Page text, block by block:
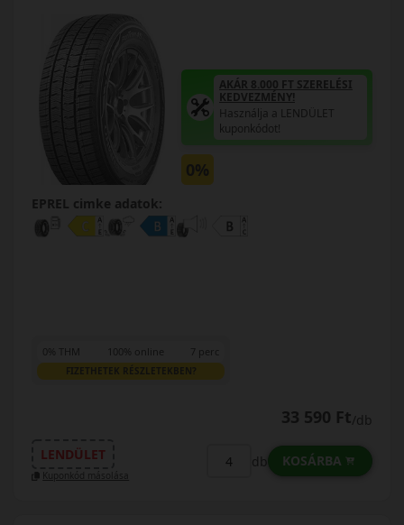
AKÁR 8.000 FT SZERELÉSI
KEDVEZMÉNY!
Használja a LENDÜLET
kuponkódot!
0%
EPREL cimke adatok:
0% THM 100% online 7 perc
FIZETHETEK RÉSZLETEKBEN?
33 590 Ft/db
LENDÜLET
Kuponkód másolása
db KOSÁRBA